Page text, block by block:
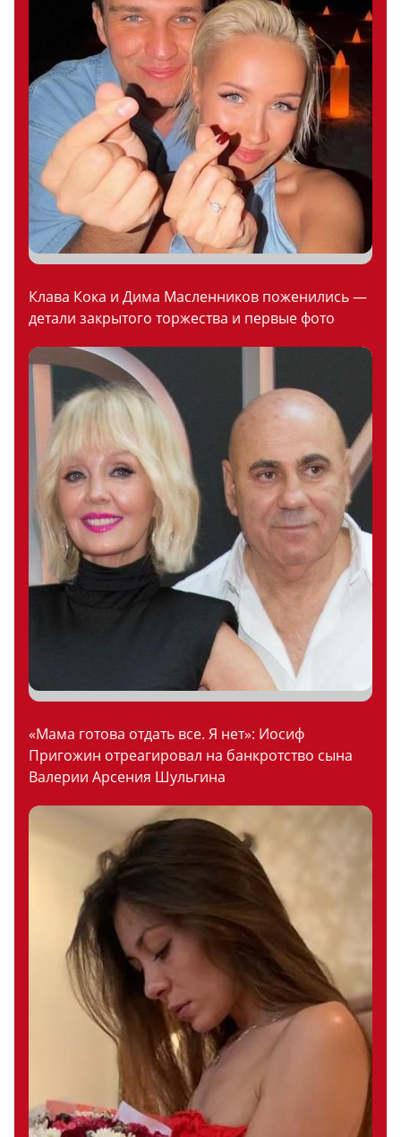
Клава Кока и Дима Масленников поженились —
детали закрытого торжества и первые фото
«Мама готова отдать все. Я нет»: Иосиф
Пригожин отреагировал на банкротство сына
Валерии Арсения Шульгина